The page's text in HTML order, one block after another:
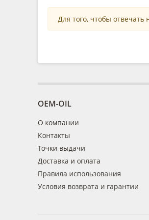
Для того, чтобы
OEM-OIL
О компании
Контакты
Точки выдачи
Доставка и оплата
Правила использования
Условия возврата и гарантии